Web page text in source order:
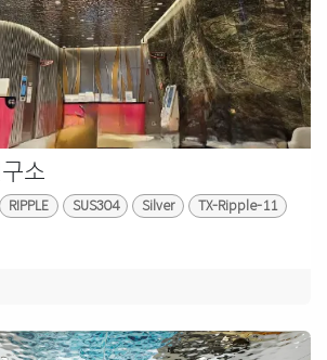
소
RIPPLE SUS304 Silver TX-Ripple-11